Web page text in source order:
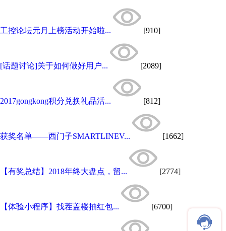
工控论坛元月上榜活动开始啦... [910]
[话题讨论]关于如何做好用户... [2089]
2017gongkong积分兑换礼品活... [812]
获奖名单——西门子SMARTLINEV... [1662]
【有奖总结】2018年终大盘点，留... [2774]
【体验小程序】找茬盖楼抽红包... [6700]